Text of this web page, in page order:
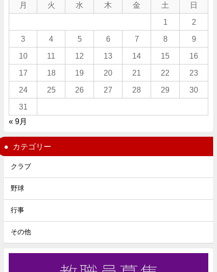
月 火 水 木 金 土 日
1 2
3 4 5 6 7 8 9
10 11 12 13 14 15 16
17 18 19 20 21 22 23
24 25 26 27 28 29 30
31
« 9月
カテゴリー
クラブ
野球
行事
その他